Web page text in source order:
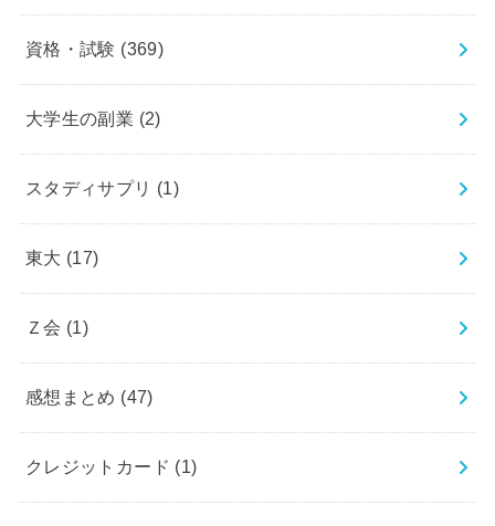
資格・試験 (369)
大学生の副業 (2)
スタディサプリ (1)
東大 (17)
Ｚ会 (1)
感想まとめ (47)
クレジットカード (1)